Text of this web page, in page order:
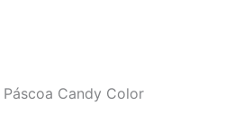
Candy Color